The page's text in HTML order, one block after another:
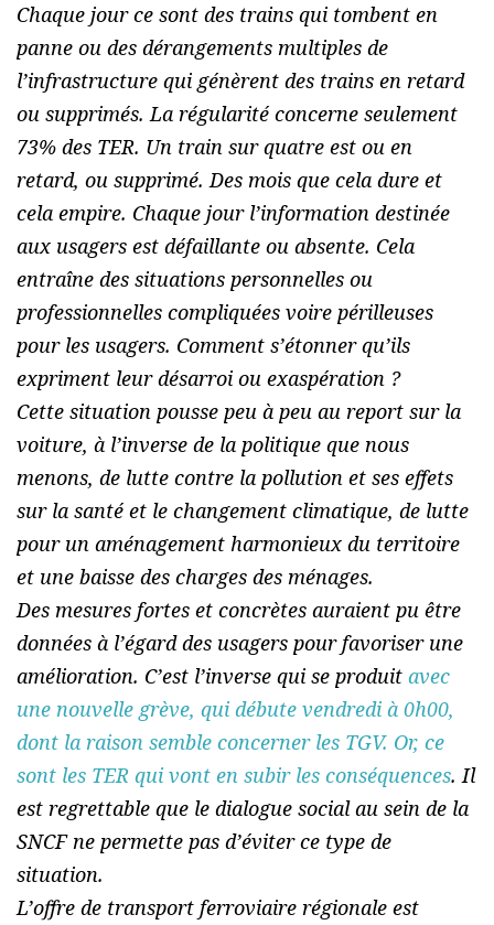
Chaque jour ce sont des trains qui tombent en
panne ou des dérangements multiples de
l’infrastructure qui génèrent des trains en retard
ou supprimés. La régularité concerne seulement
73% des TER. Un train sur quatre est ou en
retard, ou supprimé. Des mois que cela dure et
cela empire. Chaque jour l’information destinée
aux usagers est défaillante ou absente. Cela
entraîne des situations personnelles ou
professionnelles compliquées voire périlleuses
pour les usagers. Comment s’étonner qu’ils
expriment leur désarroi ou exaspération ?
Cette situation pousse peu à peu au report sur la
voiture, à l’inverse de la politique que nous
menons, de lutte contre la pollution et ses effets
sur la santé et le changement climatique, de lutte
pour un aménagement harmonieux du territoire
et une baisse des charges des ménages.
Des mesures fortes et concrètes auraient pu être
données à l’égard des usagers pour favoriser une
amélioration. C’est l’inverse qui se produit avec
une nouvelle grève, qui débute vendredi à 0h00,
dont la raison semble concerner les TGV. Or, ce
sont les TER qui vont en subir les conséquences. Il
est regrettable que le dialogue social au sein de la
SNCF ne permette pas d’éviter ce type de
situation.
L’offre de transport ferroviaire régionale est